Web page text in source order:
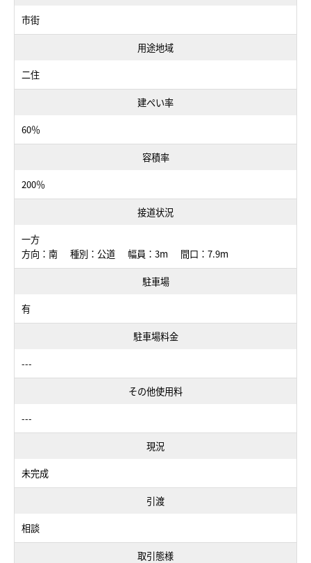
市街
用途地域
二住
建ぺい率
60％
容積率
200％
接道状況
一方
方向：南 種別：公道 幅員：3m 間口：7.9m
駐車場
有
駐車場料金
---
その他使用料
---
現況
未完成
引渡
相談
取引態様